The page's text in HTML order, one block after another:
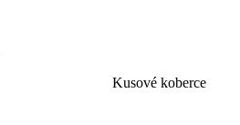
Kusové koberce